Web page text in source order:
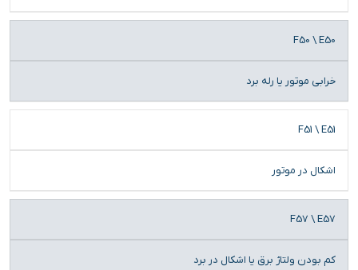
F50 \ E50
خرابی موتور یا رله برد
F51 \ E51
اشکال در موتور
F57 \ E57
کم بودن ولتاژ برق یا اشکال در برد